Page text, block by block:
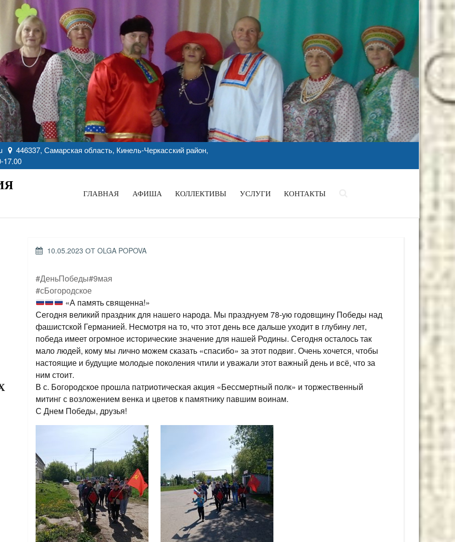
446337, Самарская область, Кинель-Черкасский район,
17.00
ГЛАВНАЯ АФИША КОЛЛЕКТИВЫ УСЛУГИ КОНТАКТЫ
ОПУБЛИКОВАНО
10.05.2023 ОТ OLGA POPOVA
#ДеньПобеды#9мая
#сБогородское
«А память священна!»
Сегодня великий праздник для нашего народа. Мы празднуем 78-ую годовщину Победы над
фашистской Германией. Несмотря на то, что этот день все дальше уходит в глубину лет,
победа имеет огромное исторические значение для нашей Родины. Сегодня осталось так
мало людей, кому мы лично можем сказать «спасибо» за этот подвиг. Очень хочется, чтобы
настоящие и будущие молодые поколения чтили и уважали этот важный день и всё, что за
ним стоит.
В с. Богородское прошла патриотическая акция «Бессмертный полк» и торжественный
митинг с возложением венка и цветов к памятнику павшим воинам.
С Днем Победы, друзья!